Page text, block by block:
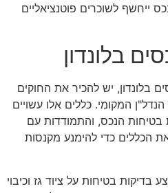
ייחשף לשוכרים פוטנציאליים
בלונדון
בלונדון, יש להכיר את החוקים
המקומי. כללים אלו עשויים
בטיחות הנכס, והתמודדות עם
הכללים כדי להימנע מקנסות
בטיחות על ציוד גז וכיבוי